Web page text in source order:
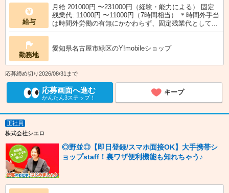
給与
月給 201000円 〜231000円（経験・能力による） 固定
残業代: 11000円 〜11000円（7時間相当） ＊時間外手当
は時間外労働の有無にかかわらず、固定残業代として...
勤務地
愛知県名古屋市緑区のY!mobileショップ
応募締め切り2026/08/31まで
応募画面へ進む
かんたん3ステップ！
キープ
正社員
株式会社シエロ
◎野並◎【即日登録/スマホ面接OK】大手携帯シ
ョップstaff！裏ワザ便利機能も知れちゃう♪